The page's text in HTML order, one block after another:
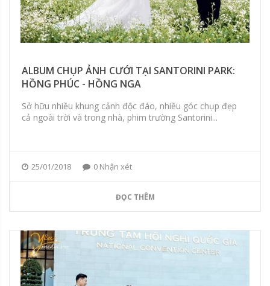
ALBUM CHỤP ẢNH CƯỚI TẠI SANTORINI PARK:
HỒNG PHÚC - HỒNG NGA
Sở hữu nhiều khung cảnh độc đáo, nhiều góc chụp đẹp
cả ngoài trời và trong nhà, phim trường Santorini...
25/01/2018 0 Nhận xét
ĐỌC THÊM